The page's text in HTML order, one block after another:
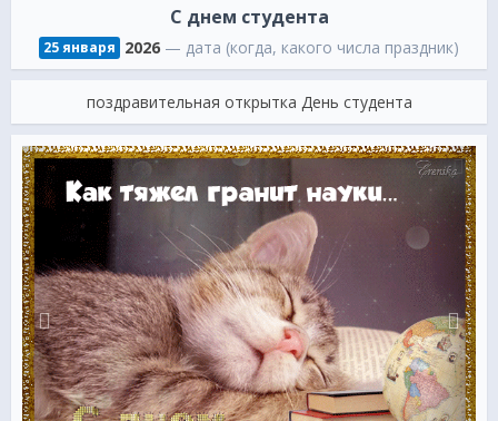
С днем студента
25 января 2026— дата (когда, какого числа праздник)
поздравительная открытка День студента